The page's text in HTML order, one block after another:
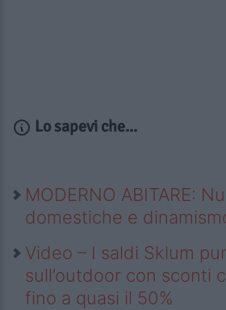
Lo sapevi che...
MODERNO ABITARE:
domestiche e
Video – I saldi Sklum
sull’outdoor con sconti
fino a quasi il 50%